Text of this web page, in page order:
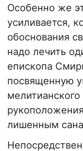
Особенно же
усиливается,
обоснования
надо лечить
епископа
посвященную
лишенным